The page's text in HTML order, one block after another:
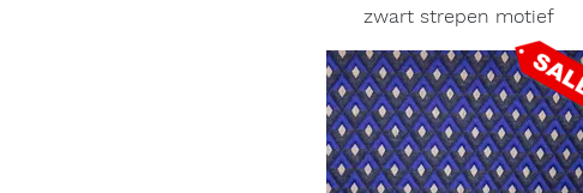
zwart strepen motief